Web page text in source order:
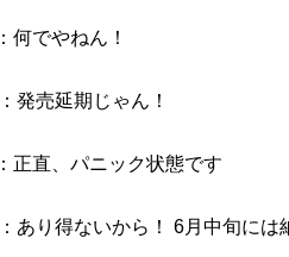
何でやねん！
発売延期じゃん！
正直、パニック状態です
あり得ないから！ 6月中旬に